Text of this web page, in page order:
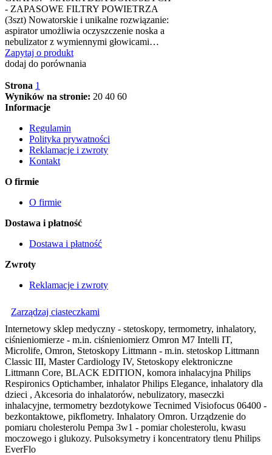
- ZAPASOWE FILTRY POWIETRZA
(3szt) Nowatorskie i unikalne rozwiązanie:
aspirator umożliwia oczyszczenie noska a
nebulizator z wymiennymi głowicami…
Zapytaj o produkt
dodaj do porównania
Strona 1
Wyników na stronie: 20 40 60
Informacje
Regulamin
Polityka prywatności
Reklamacje i zwroty
Kontakt
O firmie
O firmie
Dostawa i płatność
Dostawa i płatność
Zwroty
Reklamacje i zwroty
Zarządzaj ciasteczkami
Internetowy sklep medyczny - stetoskopy, termometry, inhalatory,
ciśnieniomierze - m.in. ciśnieniomierz Omron M7 Intelli IT,
Microlife, Omron, Stetoskopy Littmann - m.in. stetoskop Littmann
Classic III, Master Cardiology IV, Stetoskopy elektroniczne
Littmann Core, BLACK EDITION, komora inhalacyjna Philips
Respironics Optichamber, inhalator Philips Elegance, inhalatory dla
dzieci , Akcesoria do inhalatorów, nebulizatory, maseczki
inhalacyjne, termometry bezdotykowe Tecnimed Visiofocus 06400 -
bezkontaktowe, pikflometry. Inhalatory Omron. Urządzenie do
pomiaru cholesterolu Pempa 3w1 - pomiar cholesterolu, kwasu
moczowego i glukozy. Pulsoksymetry i koncentratory tlenu Philips
EverFlo